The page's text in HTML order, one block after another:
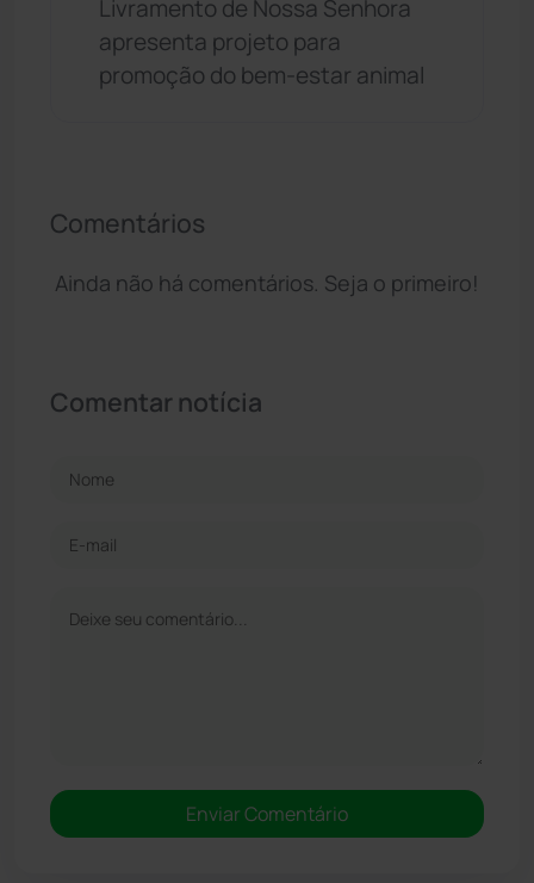
Livramento de Nossa Senhora
apresenta projeto para
promoção do bem-estar animal
Comentários
Ainda não há comentários. Seja o primeiro!
Comentar notícia